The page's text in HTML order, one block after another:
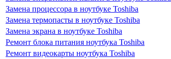
Замена процессора в ноутбуке Toshiba
Замена термопасты в ноутбуке Toshiba
Замена экрана в ноутбуке Toshiba
Ремонт блока питания ноутбука Toshiba
Ремонт видеокарты ноутбука Toshiba